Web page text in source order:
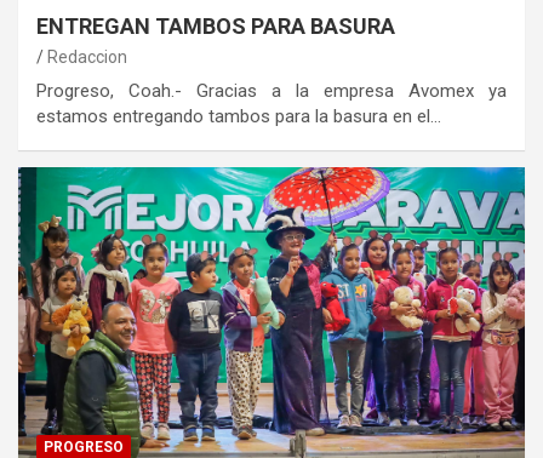
ENTREGAN TAMBOS PARA BASURA
Redaccion
Progreso, Coah.- Gracias a la empresa Avomex ya
estamos entregando tambos para la basura en el…
PROGRESO